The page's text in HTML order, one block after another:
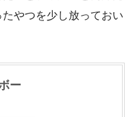
やつを少し放っておい
ー